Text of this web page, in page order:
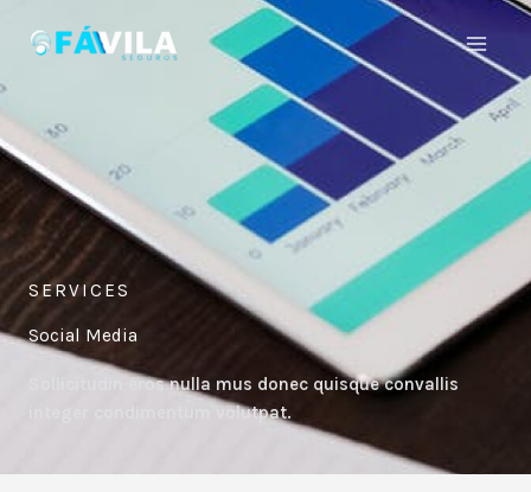
SERVICES
Social Media
Sollicitudin eros nulla mus donec quisque convallis
integer condimentum volutpat.